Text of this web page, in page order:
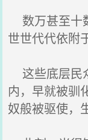
数万甚至十
世世代代依附
这些底层民
内，早就被驯
奴般被驱使，